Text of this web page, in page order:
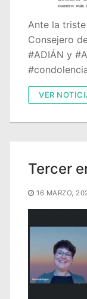
Ante la
Consejero
#ADIÁN y
VER
Tercer
16 MARZO,